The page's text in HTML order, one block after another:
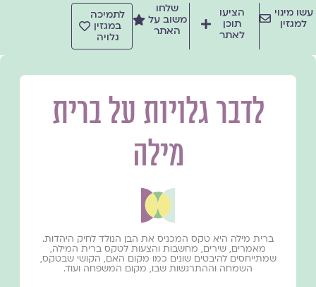
עשו מינוי
למגזין
הציעו
תוכן
לאתר
שלחו
משוב על
האתר
לתמיכה
במגזין
גלויה
לדבר גלויות על ברית
מילה
ברית מילה היא טקס המכניס את הבן הנולד לחיק היהדות.
מאמרים, שירים, מחשבות והצעות לטקס ברית המילה,
שמתייחסים להיבטים שונים כמו מקום האם, הקושי שבטקס,
השמחה וההתרגשות שבו, מקום המשפחה ועוד.